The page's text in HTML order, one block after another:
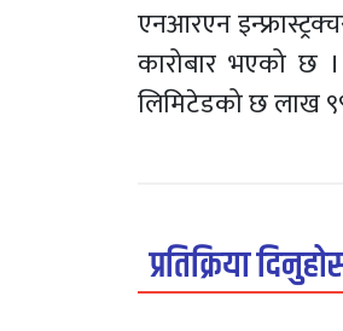
एनआरएन
कारोबार भएको छ
लिमिटेडको छ लाख
प्रतिक्रिया